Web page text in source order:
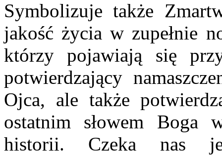
Symbolizuje także
jakość życia w zupełnie
którzy pojawiają się
potwierdzający
Ojca, ale także
ostatnim słowem Boga
historii. Czeka nas